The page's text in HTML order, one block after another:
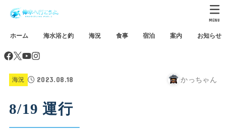
ホーム 海水浴と釣 海況 食事 宿泊 案内 お知らせ
MENU
海況 2023.08.18 かっちゃん
8/19 運行